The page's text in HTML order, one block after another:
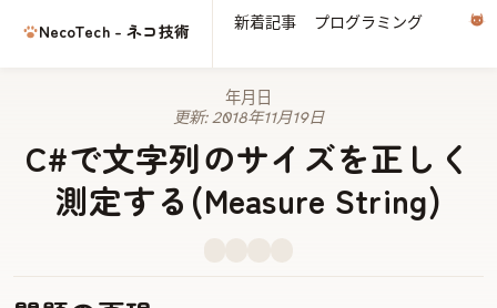
NecoTech - ネコ技術 新着記事 プログラミング 電子
2014年5月27日
更新: 2018年11月19日
C#で文字列のサイズを正しく
測定する(Measure String)